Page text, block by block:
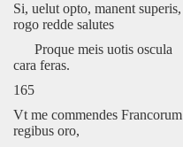
Si, uelut opto, manent superis,
rogo redde salutes
Proque meis uotis oscula
cara feras.
165
Vt me commendes Francorum
regibus oro,